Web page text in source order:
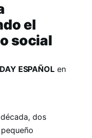
el
social
ESPAÑOLen
dos